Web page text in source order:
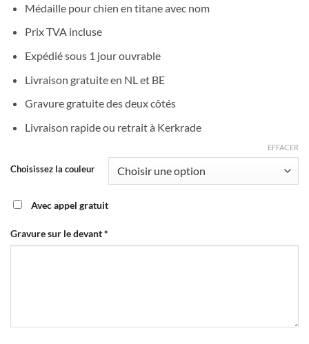
Médaille pour chien en titane avec nom
Prix TVA incluse
Expédié sous 1 jour ouvrable
Livraison gratuite en NL et BE
Gravure gratuite des deux côtés
Livraison rapide ou retrait à Kerkrade
Choisissez la couleur
EFFACER
Avec appel gratuit
Gravure sur le devant*